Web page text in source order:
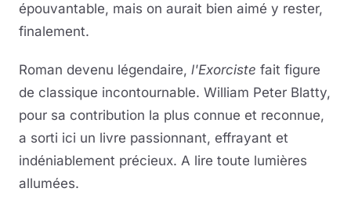
épouvantable, mais on aurait bien aimé y rester,
finalement.
Roman devenu légendaire, l'Exorciste fait figure
de classique incontournable. William Peter Blatty,
pour sa contribution la plus connue et reconnue,
a sorti ici un livre passionnant, effrayant et
indéniablement précieux. A lire toute lumières
allumées.